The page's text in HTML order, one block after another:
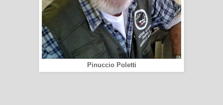
Pinuccio Poletti